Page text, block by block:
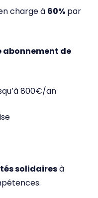
charge à 60% par
abonnement de
800€/an
solidairesà